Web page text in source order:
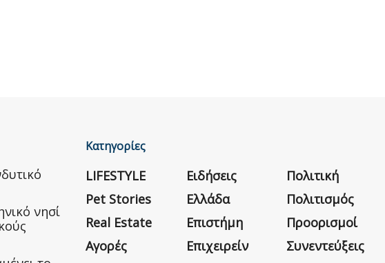
νησί
Κατηγορίες
LIFESTYLE
Pet Stories
Real Estate
Αγορές
Ειδήσεις
Ελλάδα
Επιστήμη
Επιχειρείν
Πολιτική
Πολιτισμός
Προορισμοί
Συνεντεύξεις